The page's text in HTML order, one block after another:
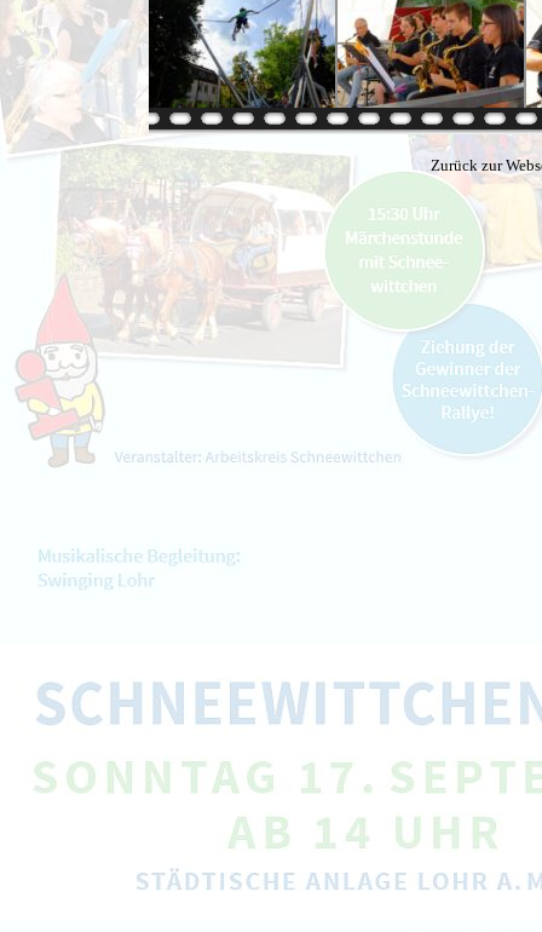
Zurück zur